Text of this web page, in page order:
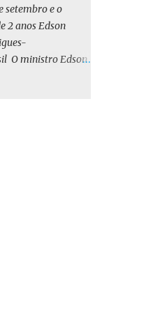
sob os
Embora o
possa parecer
pelo iene
setembro e o
2 anos Edson
O ministro Edson